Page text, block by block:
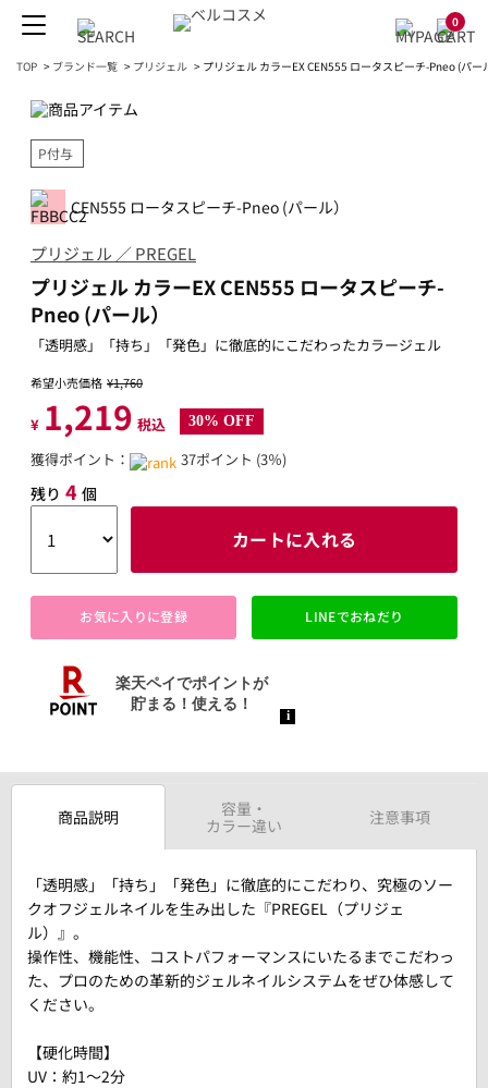
0
TOP > ブランド一覧 > プリジェル > プリジェル カラーEX CEN555 ロータスピーチ-Pneo (パー
P付与
CEN555 ロータスピーチ-Pneo (パール）
プリジェル ／ PREGEL
プリジェル カラーEX CEN555 ロータスピーチ-
Pneo (パール）
「透明感」「持ち」「発色」に徹底的にこだわったカラージェル
希望小売価格 ¥1,760
¥ 1,219 税込 30% OFF
獲得ポイント： 37ポイント (3％)
残り 4 個
カートに入れる
お気に入りに登録 LINEでおねだり
商品説明
容量・
カラー違い
注意事項
「透明感」「持ち」「発色」に徹底的にこだわり、究極のソー
クオフジェルネイルを生み出した『PREGEL（プリジェ
ル）』。
操作性、機能性、コストパフォーマンスにいたるまでこだわっ
た、プロのための革新的ジェルネイルシステムをぜひ体感して
ください。
【硬化時間】
UV：約1～2分